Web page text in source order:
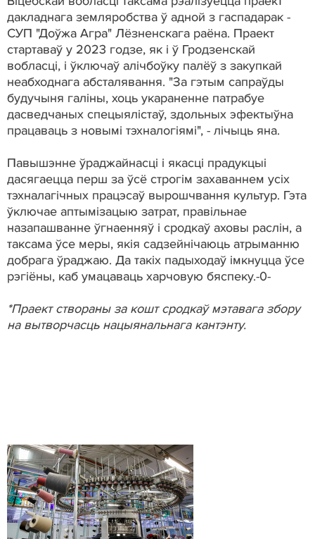
дакладнага земляробства ў адной з гаспадарак -
СУП "Доўжа Агра" Лёзненскага раёна. Праект
стартаваў у 2023 годзе, як і ў Гродзенскай
вобласці, і ўключаў алічбоўку палёў з закупкай
неабходнага абсталявання. "За гэтым сапраўды
будучыня галіны, хоць укараненне патрабуе
дасведчаных спецыялістаў, здольных эфектыўна
працаваць з новымі тэхналогіямі", - лічыць яна.
Павышэнне ўраджайнасці і якасці прадукцыі
дасягаецца перш за ўсё строгім захаваннем усіх
тэхналагічных працэсаў вырошчвання культур. Гэта
ўключае аптымізацыю затрат, правільнае
назапашванне ўгнаенняў і сродкаў аховы раслін, а
таксама ўсе меры, якія садзейнічаюць атрыманню
добрага ўраджаю. Да такіх падыходаў імкнуцца ўсе
рэгіёны, каб умацаваць харчовую бяспеку.-0-
*Праект створаны за кошт сродкаў мэтавага збору
на вытворчасць нацыянальнага кантэнту.